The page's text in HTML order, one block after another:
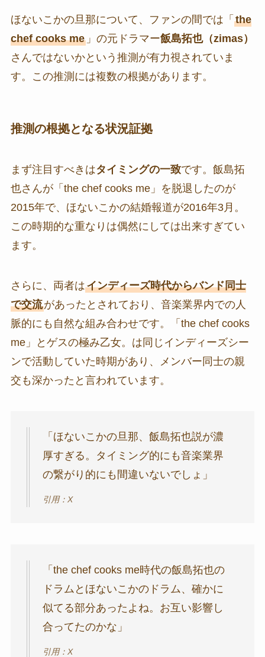
ほないこかの旦那について、ファンの間では「 the
chef cooks me」の元ドラマー飯島拓也（zimas）
さんではないかという推測が有力視されていま
す。この推測には複数の根拠があります。
推測の根拠となる状況証拠
まず注目すべきはタイミングの一致です。飯島拓
也さんが「the chef cooks me」を脱退したのが
2015年で、ほないこかの結婚報道が2016年3月。
この時期的な重なりは偶然にしては出来すぎてい
ます。
さらに、両者はインディーズ時代からバンド同士
で交流があったとされており、音楽業界内での人
脈的にも自然な組み合わせです。「the chef cooks
me」とゲスの極み乙女。は同じインディーズシー
ンで活動していた時期があり、メンバー同士の親
交も深かったと言われています。
「ほないこかの旦那、飯島拓也説が濃
厚すぎる。タイミング的にも音楽業界
の繋がり的にも間違いないでしょ」
引用：X
「the chef cooks me時代の飯島拓也の
ドラムとほないこかのドラム、確かに
似てる部分あったよね。お互い影響し
合ってたのかな」
引用：X